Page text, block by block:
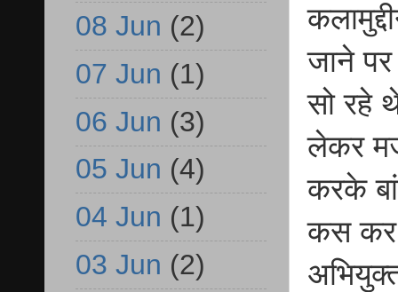
जाने
सो रहे
लेकर
करके
कस कर
08 Jun (2)
07 Jun (1)
06 Jun (3)
05 Jun (4)
04 Jun (1)
03 Jun (2)